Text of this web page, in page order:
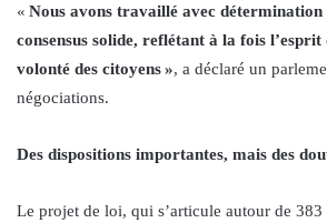
« Nous avons travaillé avec
consensus solide, reflétant à la fois
volonté des citoyens », a déclaré un
négociations.
Des dispositions importantes, mais des
Le projet de loi, qui s’articule autour de 383